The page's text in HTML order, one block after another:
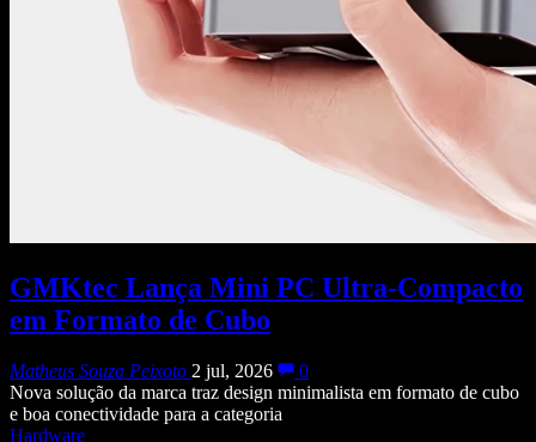
GMKtec Lança Mini PC Ultra-Compacto
em Formato de Cubo
Matheus Souza Peixoto 2 jul, 2026
0
Nova solução da marca traz design minimalista em formato de cubo
e boa conectividade para a categoria
Hardware